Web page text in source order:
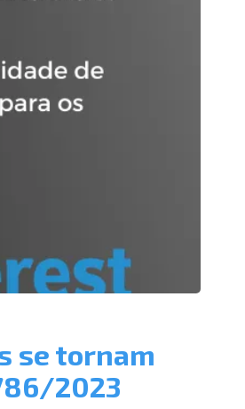
se tornam
2023